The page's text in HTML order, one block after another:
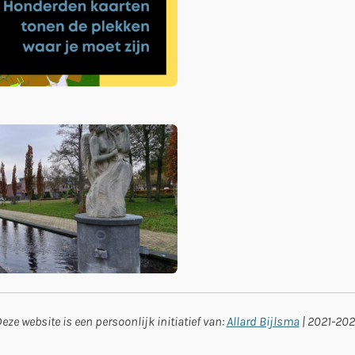
website is een persoonlijk initiatief van:Allard Bijlsma| 2021-